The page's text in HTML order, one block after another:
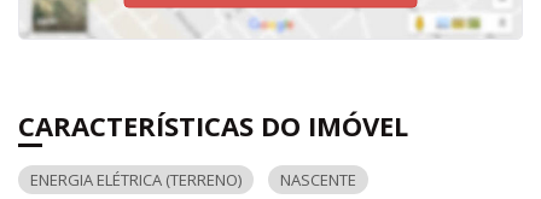
CARACTERÍSTICAS DO IMÓVEL
ENERGIA ELÉTRICA (TERRENO)
NASCENTE